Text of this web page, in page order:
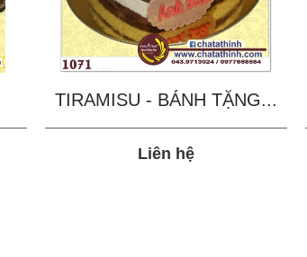
TIRAMISU - BÁNH TẶNG...
Liên hệ